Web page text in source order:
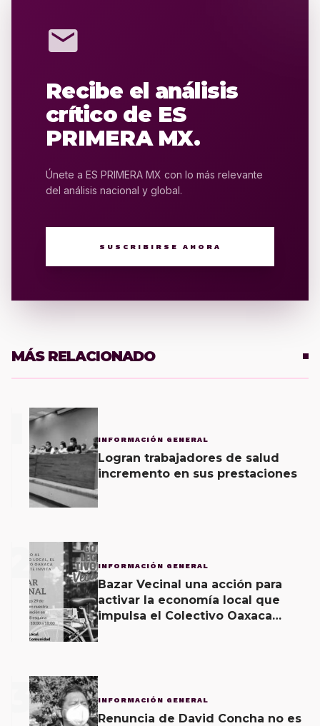
mail
Recibe el análisis
crítico de ES
PRIMERA MX.
Únete a ES PRIMERA MX con lo más relevante
del análisis nacional y global.
SUSCRIBIRSE AHORA
MÁS RELACIONADO
INFORMACIÓN GENERAL
Logran trabajadores de salud
incremento en sus prestaciones
2 INFORMACIÓN GENERAL
Bazar Vecinal una acción para
activar la economía local que
impulsa el Colectivo Oaxaca
3 INFORMACIÓN GENERAL
Renuncia de David Concha no es